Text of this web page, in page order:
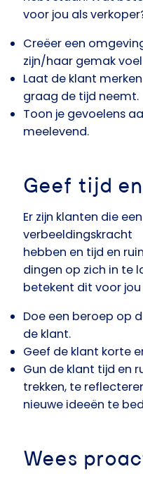
voor jou als
Creëer een
zijn/haar gemak
Laat de klant
graag de tijd neemt.
Toon je gevoelens
meelevend.
Geef tijd
Er zijn klanten die
verbeeldingskracht
hebben en tijd en
dingen op zich in te
betekent dit voor jou
Doe een beroep op
de klant.
Geef de klant korte
Gun de klant tijd en
trekken, te
nieuwe ideeën te
Wees